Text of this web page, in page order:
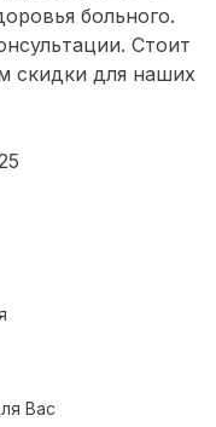
больного.
Стоит
скидки для наших
Вас